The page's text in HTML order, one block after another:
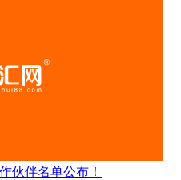
伙伴名单公布！